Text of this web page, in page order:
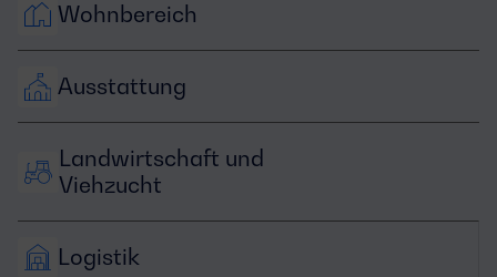
Wohnbereich
Ausstattung
Landwirtschaft und
Viehzucht
Logistik